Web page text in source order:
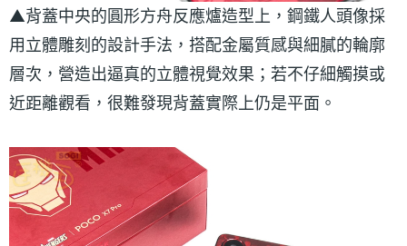
▲背蓋中央的圓形方舟反應爐造型上，鋼鐵人頭像採
用立體雕刻的設計手法，搭配金屬質感與細膩的輪廓
層次，營造出逼真的立體視覺效果；若不仔細觸摸或
近距離觀看，很難發現背蓋實際上仍是平面。